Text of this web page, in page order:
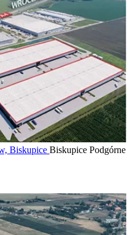
Biskupice Biskupice Podgórne